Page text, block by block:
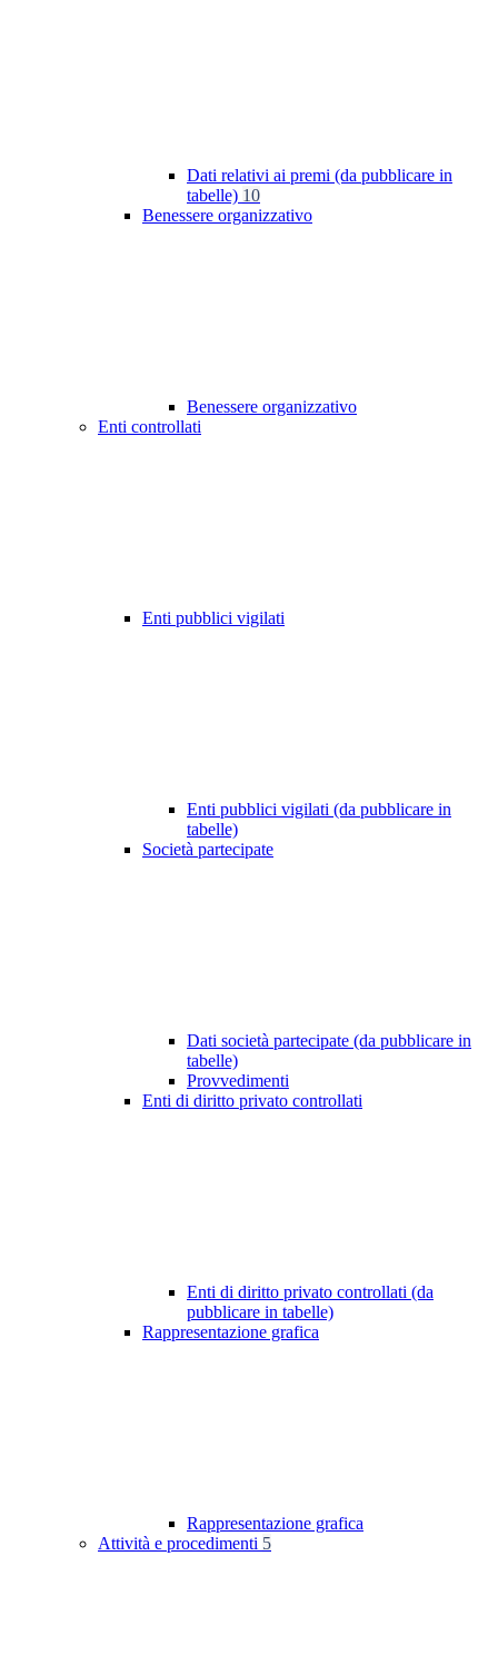
Dati relativi ai premi (da pubblicare in
tabelle) 10
Benessere organizzativo
Benessere organizzativo
Enti controllati
Enti pubblici vigilati
Enti pubblici vigilati (da pubblicare in
tabelle)
Società partecipate
Dati società partecipate (da pubblicare in
tabelle)
Provvedimenti
Enti di diritto privato controllati
Enti di diritto privato controllati (da
pubblicare in tabelle)
Rappresentazione grafica
Rappresentazione grafica
Attività e procedimenti 5